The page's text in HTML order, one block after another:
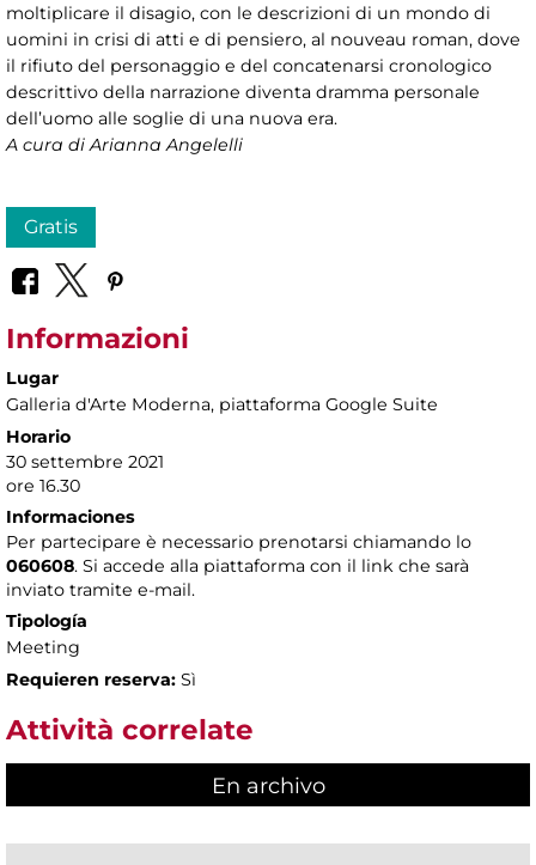
moltiplicare il disagio, con le descrizioni di un mondo di
uomini in crisi di atti e di pensiero, al nouveau roman, dove
il rifiuto del personaggio e del concatenarsi cronologico
descrittivo della narrazione diventa dramma personale
dell’uomo alle soglie di una nuova era.
A cura di Arianna Angelelli
Gratis
Informazioni
Lugar
Galleria d'Arte Moderna, piattaforma Google Suite
Horario
30 settembre 2021
ore 16.30
Informaciones
Per partecipare è necessario prenotarsi chiamando lo
060608. Si accede alla piattaforma con il link che sarà
inviato tramite e-mail.
Tipología
Meeting
Requieren reserva: Sì
Attività correlate
En archivo